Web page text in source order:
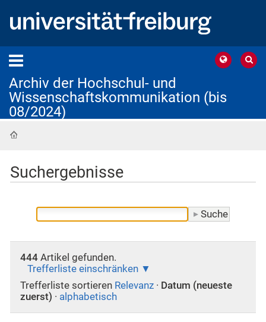
Archiv der Hochschul- und
Wissenschaftskommunikation (bis
08/2024)
Suchergebnisse
444Artikel gefunden.
Trefferliste einschränken
Trefferliste sortieren Relevanz · Datum (neueste
zuerst) · alphabetisch